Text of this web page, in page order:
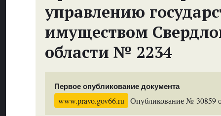
управлению
имуществом
области № 2234
Первое опубликование документа
www.pravo.gov66.ru Опубликование № 30859